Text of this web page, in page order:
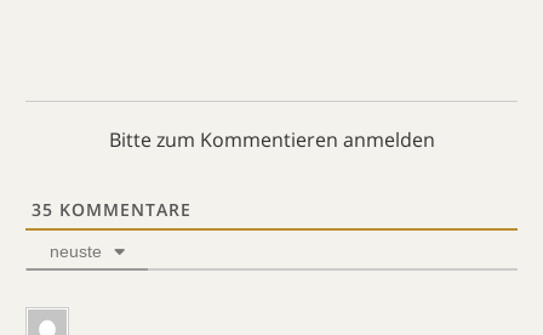
Bitte zum Kommentieren anmelden
35 KOMMENTARE
neuste